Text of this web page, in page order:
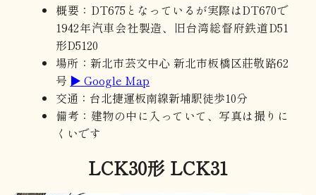
概要：DT675となっているが実際はDT670で
1942年汽車会社製造、旧台湾総督府鉄道D51
形D5120
場所：新北市芸文中心 新北市板橋区莊敬路62
号 ▶ Google Map
交通：台北捷運板南線新埔駅徒歩10分
備考：建物の中に入っていて、写真は撮りに
くいです
LCK30形 LCK31